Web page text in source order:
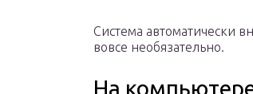
Система автоматически
вовсе необязательно.
На